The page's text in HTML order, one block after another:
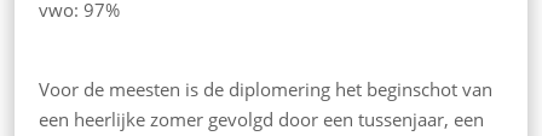
vwo: 97%
Voor de meesten is de diplomering het beginschot van
een heerlijke zomer gevolgd door een tussenjaar, een